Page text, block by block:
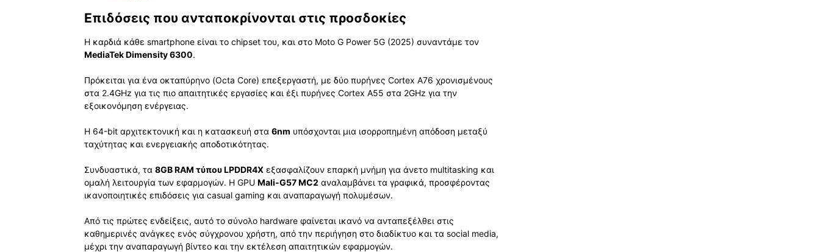
Επιδόσεις που ανταποκρίνονται στις προσδοκίες
Η καρδιά κάθε smartphone είναι το chipset του, και στο Moto G Power 5G (2025) συναντάμε τον
MediaTek Dimensity 6300.
Πρόκειται για ένα οκταπύρηνο (Octa Core) επεξεργαστή, με δύο πυρήνες Cortex A76 χρονισμένους
στα 2.4GHz για τις πιο απαιτητικές εργασίες και έξι πυρήνες Cortex A55 στα 2GHz για την
εξοικονόμηση ενέργειας.
Η 64-bit αρχιτεκτονική και η κατασκευή στα 6nm υπόσχονται μια ισορροπημένη απόδοση μεταξύ
ταχύτητας και ενεργειακής αποδοτικότητας.
Συνδυαστικά, τα 8GB RAM τύπου LPDDR4X εξασφαλίζουν επαρκή μνήμη για άνετο multitasking και
ομαλή λειτουργία των εφαρμογών. Η GPU Mali-G57 MC2 αναλαμβάνει τα γραφικά, προσφέροντας
ικανοποιητικές επιδόσεις για casual gaming και αναπαραγωγή πολυμέσων.
Από τις πρώτες ενδείξεις, αυτό το σύνολο hardware φαίνεται ικανό να ανταπεξέλθει στις
καθημερινές ανάγκες ενός σύγχρονου χρήστη, από την περιήγηση στο διαδίκτυο και τα social media,
μέχρι την αναπαραγωγή βίντεο και την εκτέλεση απαιτητικών εφαρμογών.